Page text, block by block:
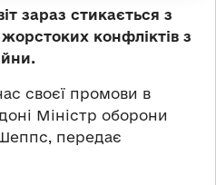
зараз стикається з
конфліктів з
своєї промови в
Міністр оборони
передає